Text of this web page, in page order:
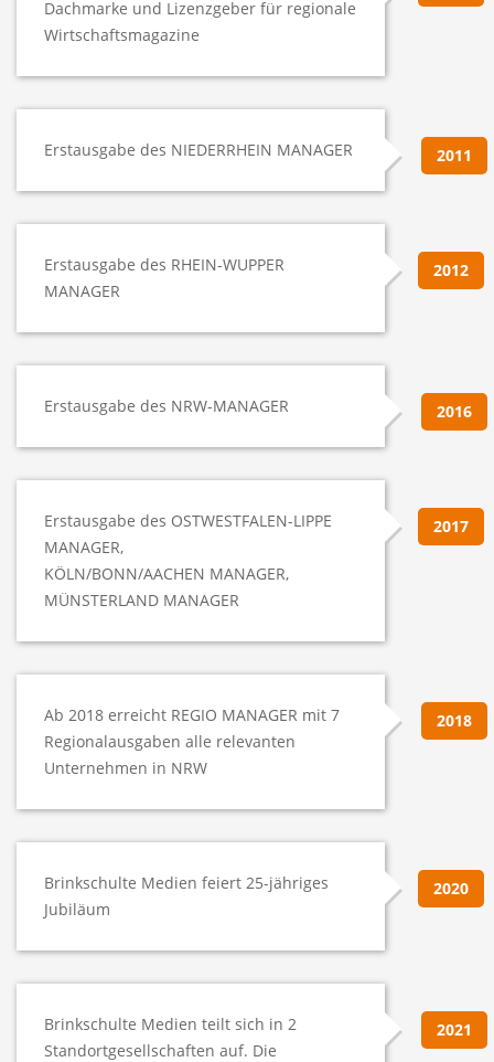
Dachmarke und Lizenzgeber für regionale
Wirtschaftsmagazine
2011
Erstausgabe des NIEDERRHEIN MANAGER
2012
Erstausgabe des RHEIN-WUPPER
MANAGER
2016
Erstausgabe des NRW-MANAGER
2017
Erstausgabe des OSTWESTFALEN-LIPPE
MANAGER,
KÖLN/BONN/AACHEN MANAGER,
MÜNSTERLAND MANAGER
2018
Ab 2018 erreicht REGIO MANAGER mit 7
Regionalausgaben alle relevanten
Unternehmen in NRW
2020
Brinkschulte Medien feiert 25-jähriges
Jubiläum
2021
Brinkschulte Medien teilt sich in 2
Standortgesellschaften auf. Die